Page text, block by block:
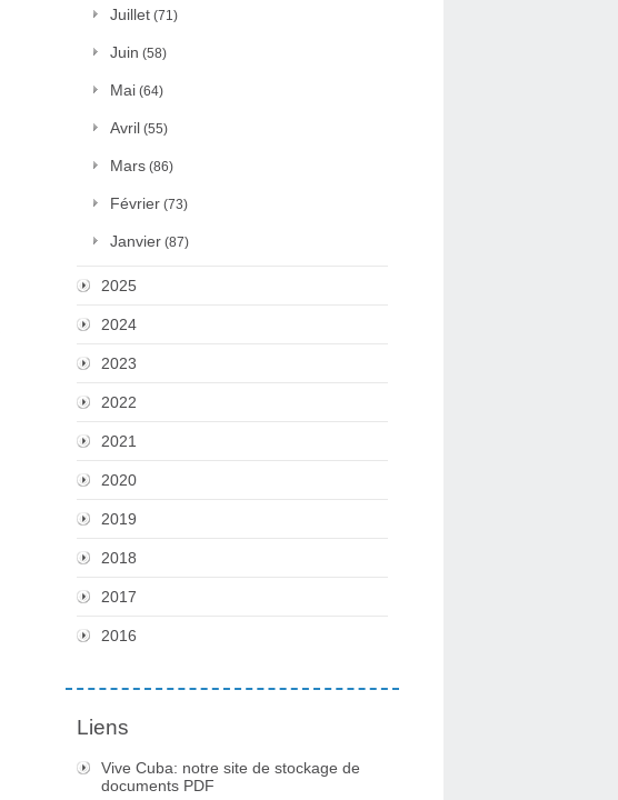
Juillet (71)
Juin (58)
Mai (64)
Avril (55)
Mars (86)
Février (73)
Janvier (87)
2025
2024
2023
2022
2021
2020
2019
2018
2017
2016
Liens
Vive Cuba: notre site de stockage de
documents PDF